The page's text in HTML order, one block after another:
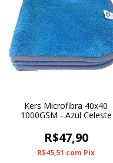
Kers Microfibra 40x40
1000GSM - Azul Celeste
R$47,90
R$45,51 com Pix